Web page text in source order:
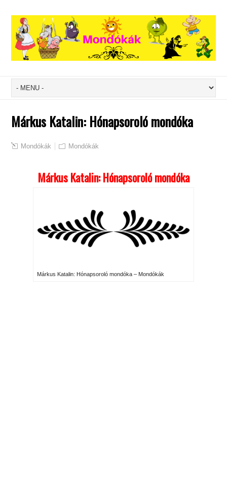
Márkus Katalin: Hónapsoroló mondóka
Mondókák Mondókák
Márkus Katalin: Hónapsoroló mondóka
Márkus Katalin: Hónapsoroló mondóka – Mondókák